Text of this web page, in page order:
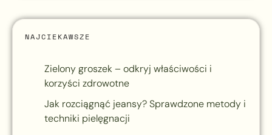
NAJCIEKAWSZE
Zielony groszek – odkryj właściwości i
korzyści zdrowotne
Jak rozciągnąć jeansy? Sprawdzone metody i
techniki pielęgnacji